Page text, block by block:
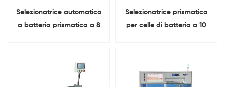
Selezionatrice automatica
a batteria prismatica a 8
Selezionatrice prismatica
per celle di batteria a 10